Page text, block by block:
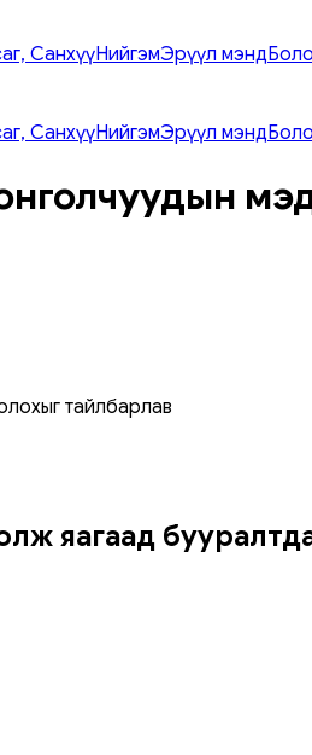
СанхүүНийгэмЭрүүл мэнд
СанхүүНийгэмЭрүүл мэнд
тайлбарлав
яагаад